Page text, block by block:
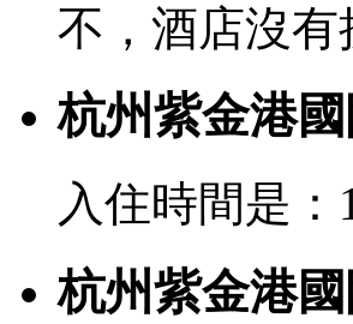
不，酒店沒
杭州紫金港
入住時間是
杭州紫金港